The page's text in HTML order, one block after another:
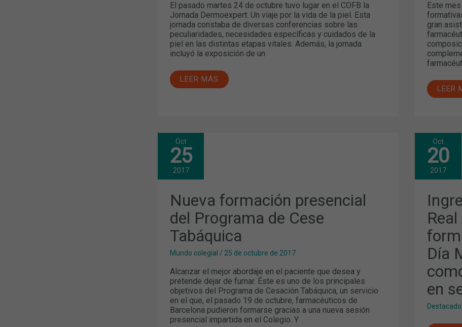
El pasado martes 24 de octubre tuvo lugar en el COFB la
Jornada Dermoexpert: Un viaje por la vida de la piel. Esta
jornada constaba de diversas conferencias sobre las
peculiaridades, necesidades específicas y cuidados de la
piel en las distintas etapas vitales. Además, la jornada
incluyó la exposición de un
LEER MÁS
Este
gran
LEER
Oct
25
2017
Nueva formación presencial
del Programa de Cese
Tabáquica
Mundo colegial / 25 de octubre de 2017
Alcanzar el mejor abordaje en el paciente que desea y
pretende dejar de fumar. Éste es uno de los principales
objetivos del Programa de Cesación Tabáquica, un servicio
en el que, el pasado 19 de octubre, farmacéuticos de
Barcelona pudieron formarse gracias a una nueva sesión
presencial impartida en el Colegio. Y
NUEVA
FORMACIÓN
PRESENCIAL
DEL
PROGRAMA
CESE
TABÁQUICA
Oct
20
2017
Día
en
DEL
EN
LA
DE
DE
Y
DÍA
DEL
COMO